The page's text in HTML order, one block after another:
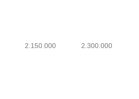
2.150.000 2.300.000